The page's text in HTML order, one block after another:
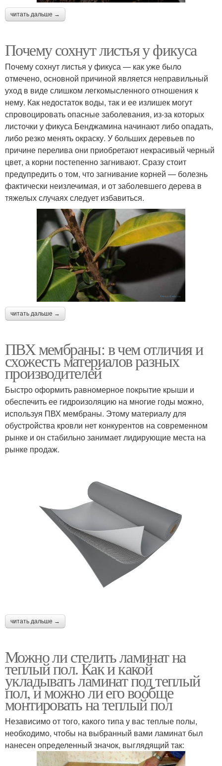
читать дальше →
Почему сохнут листья у фикуса
Почему сохнут листья у фикуса — как уже было
отмечено, основной причиной является неправильный
уход в виде слишком легкомысленного отношения к
нему. Как недостаток воды, так и ее излишек могут
спровоцировать опасные заболевания, из-за которых
листочки у фикуса Бенджамина начинают либо опадать,
либо резко менять окраску. У больших деревьев по
причине перелива они приобретают некрасивый черный
цвет, а корни постепенно загнивают. Сразу стоит
предупредить о том, что загнивание корней — болезнь
фактически неизлечимая, и от заболевшего дерева в
тяжелых случаях следует избавиться.
читать дальше →
ПВХ мембраны: в чем отличия и
схожесть материалов разных
производителей
Быстро оформить равномерное покрытие крыши и
обеспечить ее гидроизоляцию на многие годы можно,
используя ПВХ мембраны. Этому материалу для
обустройства кровли нет конкурентов на современном
рынке и он стабильно занимает лидирующие места на
рынке продаж.
читать дальше →
Можно ли стелить ламинат на
теплый пол. Как и какой
укладывать ламинат под теплый
пол, и можно ли его вообще
монтировать на теплый пол
Независимо от того, какого типа у вас теплые полы,
необходимо, чтобы на выбранный вами ламинат был
нанесен определенный значок, выглядящий так: